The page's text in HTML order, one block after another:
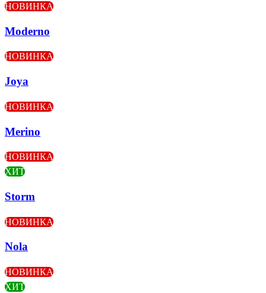
НОВИНКА
Moderno
НОВИНКА
Joya
НОВИНКА
Merino
НОВИНКА
ХИТ
Storm
НОВИНКА
Nola
НОВИНКА
ХИТ